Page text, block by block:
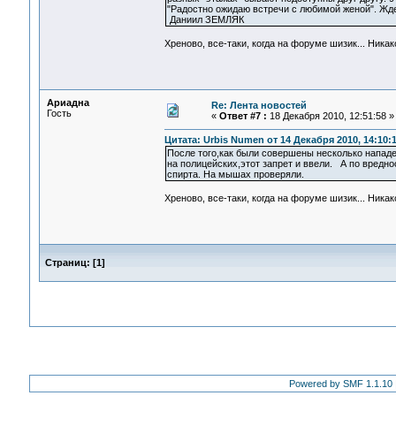
"Радостно ожидаю встречи с любимой женой".
Даниил ЗЕМЛЯК
Хреново, все-таки, когда на форуме шизик...
Ариадна
Гость
Re: Лента новостей
« Ответ #7 : 18 Декабря 2010, 12:51:58 »
Цитата: Urbis Numen от 14 Декабря 2010,
После того,как были совершены несколько
на полицейских,этот запрет и ввели. А по
спирта. На мышах проверяли.
Хреново, все-таки, когда на форуме шизик...
Страниц: [1]
Powered by SMF 1.1.10